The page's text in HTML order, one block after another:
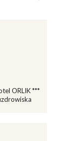
ORLIK ***